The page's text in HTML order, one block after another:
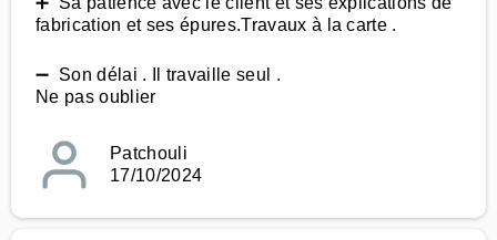
fabrication et ses épures.Travaux à la carte .
➖ Son délai . Il travaille seul .
Ne pas oublier
Patchouli
17/10/2024